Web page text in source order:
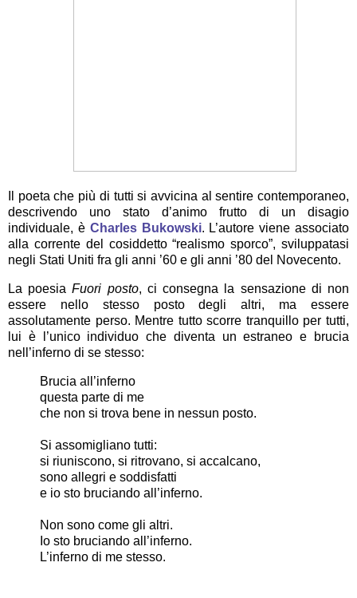
Il poeta che più di tutti si avvicina al sentire contemporaneo,
descrivendo uno stato d’animo frutto di un disagio
individuale, è Charles Bukowski. L’autore viene associato
alla corrente del cosiddetto “realismo sporco”, sviluppatasi
negli Stati Uniti fra gli anni ’60 e gli anni ’80 del Novecento.
La poesiaFuori posto, ci consegna la sensazione di non
essere nello stesso posto degli altri, ma essere
assolutamente perso. Mentre tutto scorre tranquillo per tutti,
lui è l’unico individuo che diventa un estraneo e brucia
nell’inferno di se stesso:
Brucia all’inferno
questa parte di me
che non si trova bene in nessun posto.
Si assomigliano tutti:
si riuniscono, si ritrovano, si accalcano,
sono allegri e soddisfatti
e io sto bruciando all’inferno.
Non sono come gli altri.
Io sto bruciando all’inferno.
L’inferno di me stesso.